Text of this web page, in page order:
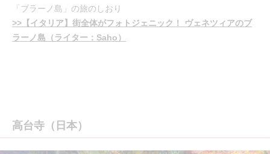
「ブラーノ島」の旅のしおり
>>【イタリア】街全体がフォトジェニック！ ヴェネツィアのブ
ラーノ島（ライター：Saho）
高台寺（日本）